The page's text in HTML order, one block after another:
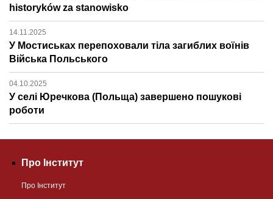
historyków za stanowisko
14.11.2025
У Мостиськах перепоховали тіла загиблих воїнів
Війська Польського
04.10.2025
У селі Юречкова (Польща) завершено пошукові
роботи
Про Інститут
Про Інститут